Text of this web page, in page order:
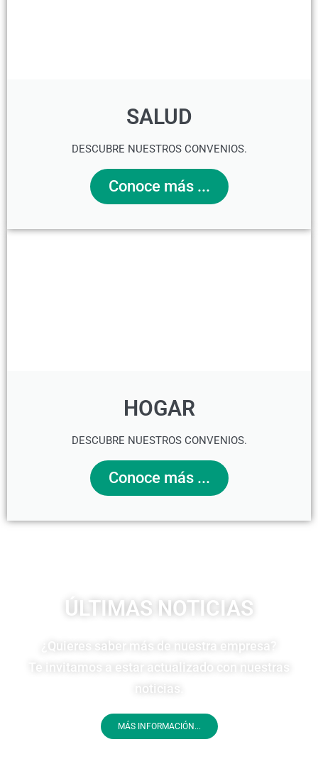
SALUD
DESCUBRE NUESTROS CONVENIOS.
Conoce más ...
HOGAR
DESCUBRE NUESTROS CONVENIOS.
Conoce más ...
ÚLTIMAS NOTICIAS
¿Quieres saber más de nuestra empresa?
Te invitamos a estar actualizado con nuestras
noticias.
MÁS INFORMACIÓN...